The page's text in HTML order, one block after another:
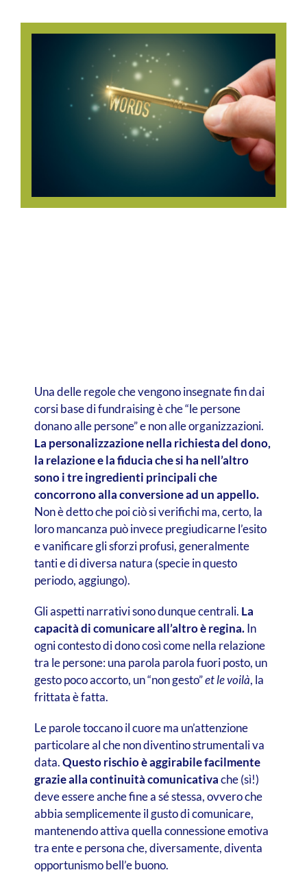
Una delle regole che vengono insegnate fin dai
corsi base di fundraising è che “le persone
donano alle persone” e non alle organizzazioni.
La personalizzazione nella richiesta del dono,
la relazione e la fiducia che si ha nell’altro
sono i tre ingredienti principali che
concorrono alla conversione ad un appello.
Non è detto che poi ciò si verifichi ma, certo, la
loro mancanza può invece pregiudicarne l’esito
e vanificare gli sforzi profusi, generalmente
tanti e di diversa natura (specie in questo
periodo, aggiungo).
Gli aspetti narrativi sono dunque centrali. La
capacità di comunicare all’altro è regina.In
ogni contesto di dono così come nella relazione
tra le persone: una parola parola fuori posto, un
gesto poco accorto, un “non gesto”et le voilà, la
frittata è fatta.
Le parole toccano il cuore ma un’attenzione
particolare al che non diventino strumentali va
data.Questo rischio è aggirabile facilmente
grazie alla continuità comunicativache (sì!)
deve essere anche fine a sé stessa, ovvero che
abbia semplicemente il gusto di comunicare,
mantenendo attiva quella connessione emotiva
tra ente e persona che, diversamente, diventa
opportunismo bell’e buono.